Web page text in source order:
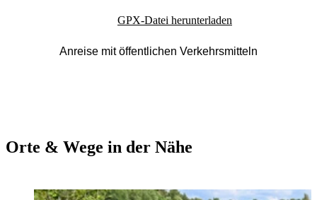
GPX-Datei herunterladen
Anreise mit öffentlichen Verkehrsmitteln
Orte & Wege in der Nähe